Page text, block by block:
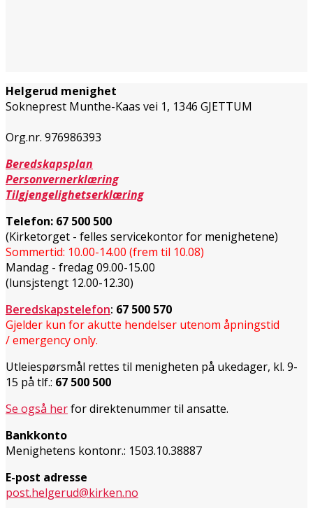
Helgerud menighet
Sokneprest Munthe-Kaas vei 1, 1346 GJETTUM
Org.nr. 976986393
Beredskapsplan
Personvernerklæring
Tilgjengelighetserklæring
Telefon: 67 500 500
(Kirketorget - felles servicekontor for menighetene)
Sommertid: 10.00-14.00 (frem til 10.08)
Mandag - fredag 09.00-15.00
(lunsjstengt 12.00-12.30)
Beredskapstelefon: 67 500 570
Gjelder kun for akutte hendelser utenom åpningstid
/ emergency only.
Utleiespørsmål rettes til menigheten på ukedager, kl. 9-
15 på tlf.: 67 500 500
Se også herfor direktenummer til ansatte.
Bankkonto
Menighetens kontonr.: 1503.10.38887
E-post adresse
post.helgerud@kirken.no